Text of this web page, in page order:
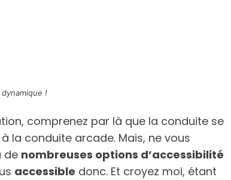
!
comprenez par là que la conduite se
à la conduite arcade. Mais, ne vous
de nombreuses options d’accessibilité
accessible donc. Et croyez moi, étant